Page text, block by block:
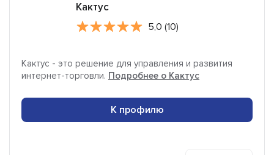
Кактус
5,0 (10)
Кактус - это решение для управления и развития
интернет-торговли. Подробнее о Кактус
К профилю